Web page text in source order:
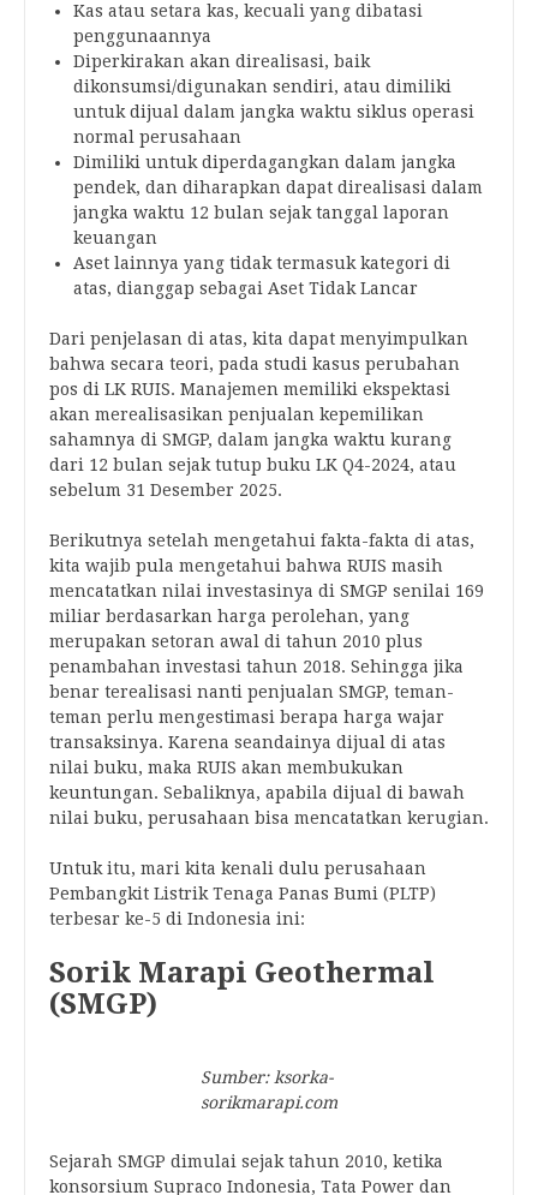
Kas atau setara kas, kecuali yang dibatasi
penggunaannya
Diperkirakan akan direalisasi, baik
dikonsumsi/digunakan sendiri, atau dimiliki
untuk dijual dalam jangka waktu siklus operasi
normal perusahaan
Dimiliki untuk diperdagangkan dalam jangka
pendek, dan diharapkan dapat direalisasi dalam
jangka waktu 12 bulan sejak tanggal laporan
keuangan
Aset lainnya yang tidak termasuk kategori di
atas, dianggap sebagai Aset Tidak Lancar
Dari penjelasan di atas, kita dapat menyimpulkan
bahwa secara teori, pada studi kasus perubahan
pos di LK RUIS. Manajemen memiliki ekspektasi
akan merealisasikan penjualan kepemilikan
sahamnya di SMGP, dalam jangka waktu kurang
dari 12 bulan sejak tutup buku LK Q4-2024, atau
sebelum 31 Desember 2025.
Berikutnya setelah mengetahui fakta-fakta di atas,
kita wajib pula mengetahui bahwa RUIS masih
mencatatkan nilai investasinya di SMGP senilai 169
miliar berdasarkan harga perolehan, yang
merupakan setoran awal di tahun 2010 plus
penambahan investasi tahun 2018. Sehingga jika
benar terealisasi nanti penjualan SMGP, teman-
teman perlu mengestimasi berapa harga wajar
transaksinya. Karena seandainya dijual di atas
nilai buku, maka RUIS akan membukukan
keuntungan. Sebaliknya, apabila dijual di bawah
nilai buku, perusahaan bisa mencatatkan kerugian.
Untuk itu, mari kita kenali dulu perusahaan
Pembangkit Listrik Tenaga Panas Bumi (PLTP)
terbesar ke-5 di Indonesia ini:
Sorik Marapi Geothermal
(SMGP)
Sumber: ksorka-
sorikmarapi.com
Sejarah SMGP dimulai sejak tahun 2010, ketika
konsorsium Supraco Indonesia, Tata Power dan